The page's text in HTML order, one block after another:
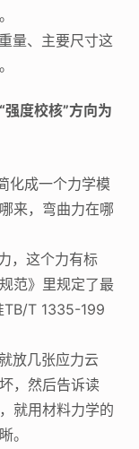
量、主要尺寸这
度校核”方向为
化成一个力学模
来，弯曲力在哪
，这个力有标
范》里规定了最
TB/T 1335-199
放几张应力云
，然后告诉读
就用材料力学的
。